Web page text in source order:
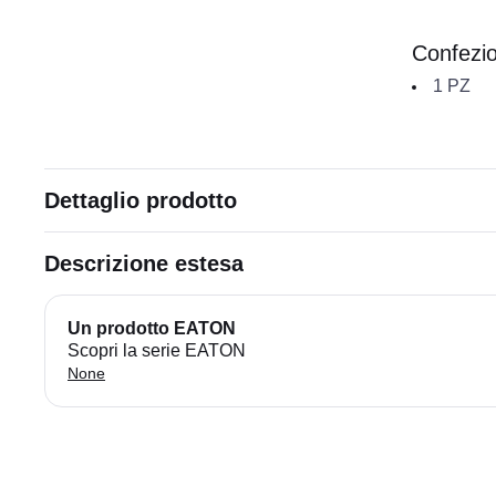
1 PZ
Dettaglio prodotto
Descrizione estesa
Un prodotto EATON
Scopri la serie EATON
None